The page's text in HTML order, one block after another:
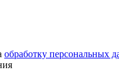
обработку персональных